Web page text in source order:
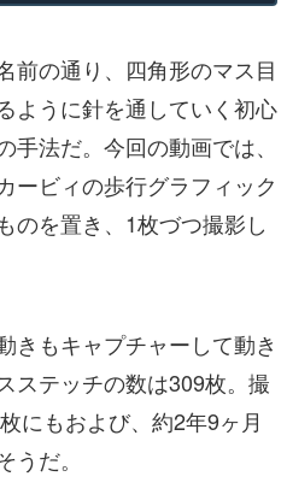
前の通り、四角形のマス目
ように針を通していく初心
法だ。今回の動画では、
ービィの歩行グラフィック
のを置き、1枚づつ撮影し
きもキャプチャーして動き
ステッチの数は309枚。撮
にもおよび、約2年9ヶ月
だ。